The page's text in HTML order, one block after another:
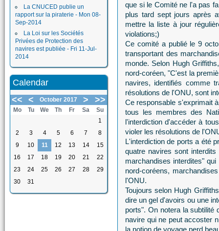
La CNUCED publie un
rapport sur la piraterie - Mon 08-
Sep-2014
La Loi sur les Sociétés
Privées de Protection des
navires est publiée - Fri 11-Jul-
2014
Calendar
<<
< October 2017 > >>
Mo Tu We Th Fr Sa
Su
1
2
3 4 5 6 7
8
9
10 11 12 13 14
15
16
17 18 19 20 21
22
23
24 25 26 27 28
29
30
31
que si le Comité ne l'a pas
plus tard sept jours après
mettre la liste à jour
violations;)
Ce comité a publié le 9
transportant des
monde. Selon Hugh
nord-coréen, "C'est la
navires, identifiés comme
résolutions de l'ONU, sont
Ce responsable s'exprimait
tous les membres des
l'interdiction d'accéder à
violer les résolutions de
L'interdiction de ports a été
quatre navires sont
marchandises interdites"
nord-coréens,
l'ONU.
Toujours selon Hugh
dire un gel d'avoirs ou une
ports". On notera la subtilité
navire qui ne peut accoster
la notion de voyage perd